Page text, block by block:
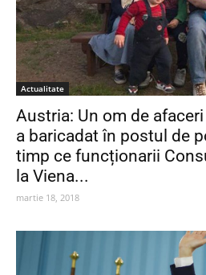
Actualitate
Austria: Un om de
a baricadat în postul de
timp ce funcționarii
la Viena...
martie 18, 2018